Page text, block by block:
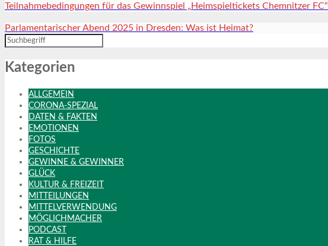
Teilnahmebedingungen für das Gewinnspiel „Heimspieltickets Chemnitzer FC“
Parlamentarischer Abend 2025 in Dresden: Was ist Heimat?
Kategorien
ALLGEMEIN
CORONA-SPEZIAL
DATEN & FAKTEN
EMOTIONEN
FOTOS
GESCHICHTE
GEWINNE & GEWINNER
GLÜCK
KULTUR & FREIZEIT
MITTEILUNGEN
MITTELVERWENDUNG
MÖGLICHMACHER
PODCAST
RAT & HILFE